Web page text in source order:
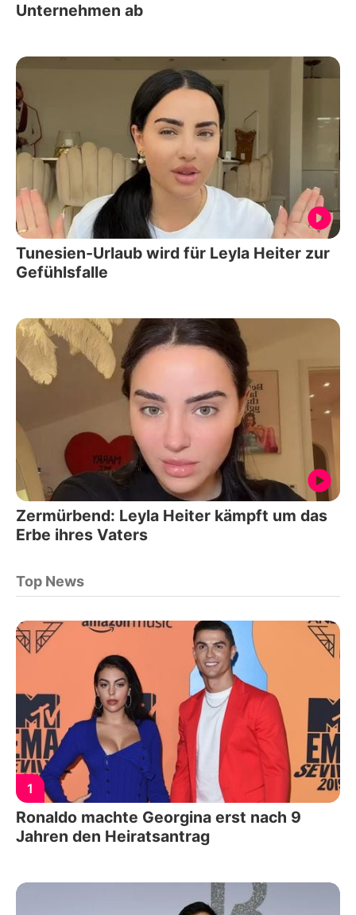
Unternehmen ab
Tunesien-Urlaub wird für Leyla Heiter zur
Gefühlsfalle
Zermürbend: Leyla Heiter kämpft um das
Erbe ihres Vaters
Top News
1
Ronaldo machte Georgina erst nach 9
Jahren den Heiratsantrag